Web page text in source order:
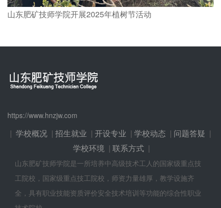
山东肥矿技师学院开展2025年植树节活动
https://www.hnzjw.com
| 学校概况 | 招生就业 | 开设专业 | 学校动态 | 问题答疑 |
学校环境 | 联系方式 |
山东肥矿技师学院是一所培养中高级技术工人的国家级重点技
工院校，国家级重点技工院校，师资力量雄厚，教学设施齐
全，具有职业技能资质评价安全技术培训等功能的综合性职业